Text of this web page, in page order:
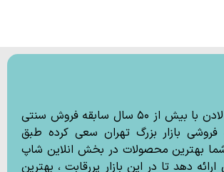
فروشگاه جوراب لادن با بیش از ۵۰ سال سابقه فروش سنتی
بازار بزرگ تهران سعی کرده طبق
بهترین محصولات در بخش انلاین شاپ
دهد تا در این بازار پررقابت ، بهترین